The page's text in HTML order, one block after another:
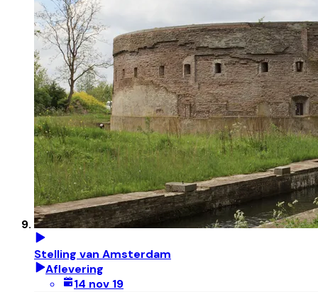
Stelling van Amsterdam
Aflevering
14 nov 19